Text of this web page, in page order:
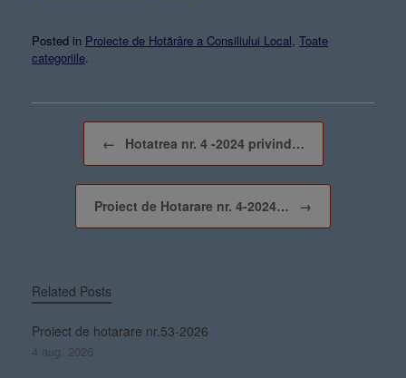
Posted in Proiecte de Hotărâre a Consiliului Local, Toate
categoriile.
← Hotatrea nr. 4 -2024 privind…
Proiect de Hotarare nr. 4-2024… →
Related Posts
Proiect de hotarare nr.53-2026
4 aug. 2026